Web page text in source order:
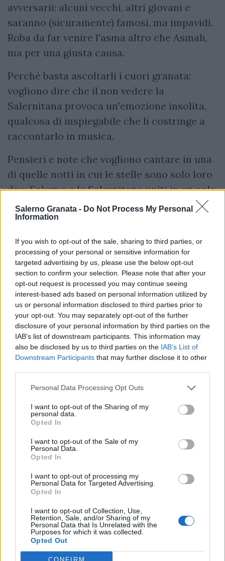
Salerno Granata - Do Not Process My Personal
Information
If you wish to opt-out of the sale, sharing to third parties, or
processing of your personal or sensitive information for
targeted advertising by us, please use the below opt-out
section to confirm your selection. Please note that after your
opt-out request is processed you may continue seeing
interest-based ads based on personal information utilized by
us or personal information disclosed to third parties prior to
your opt-out. You may separately opt-out of the further
disclosure of your personal information by third parties on the
IAB’s list of downstream participants. This information may
also be disclosed by us to third parties on the IAB’s List of
Downstream Participants that may further disclose it to other
Personal Data Processing Opt Outs
I want to opt-out of the Sharing of my
personal data.
Opted In
I want to opt-out of the Sale of my
Personal Data.
Opted In
I want to opt-out of processing my
Personal Data for Targeted Advertising.
Opted In
I want to opt-out of Collection, Use,
Retention, Sale, and/or Sharing of my
Personal Data that Is Unrelated with the
Purposes for which it was collected.
Opted Out
avversarii: alcuni vecchi, altri giovani e
saranno (sicuramente) famosi, ma impavidi.
Roba da far venire l'asma altro che Asmah,
ma per una giusta causa.
Perchè basta ascoltarli i cuori granata:
vogliono dire che il non vedere la
Salernitana provoca un'emozione insolita,
qualcosa di inspiegabile che li costringe a
raccontarlo in musica.
Pensieri e note che vogliono cantare in una
di quelle notti in cui le stelle sono solo loro
due: Salerno e la Salernitana uniti in un solo
abbraccio. Magari in una sera di fine maggio
e poi...quel che sarà, sarà. Perchè loro, i 500
a dimostrare,in ogni parte d'italia, che
ovunque vada la Salernitana,
sapranno benissimo esprimere ciò che
provano per lei... Comunque andrà a finire...